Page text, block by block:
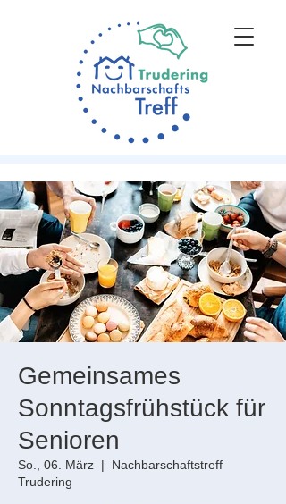
Gemeinsames
Sonntagsfrühstück für
Senioren
So., 06. März
  |
Nachbarschaftstreff
Trudering